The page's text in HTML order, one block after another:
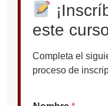
este
Completa el
proceso de